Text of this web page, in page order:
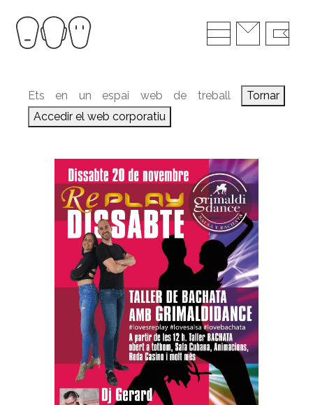
Ets en un espai web de treball
Tornar
Accedir el web corporatiu